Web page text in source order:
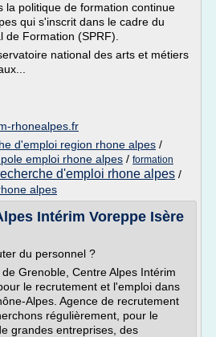
la politique de formation continue
qui s'inscrit dans le cadre du
de Formation (SPRF).
national des arts et métiers
rhonealpes.fr
d'emploi region rhone alpes /
emploi rhone alpes / formation
d'emploi rhone alpes /
alpes
Intérim Voreppe Isère
du personnel ?
Grenoble, Centre Alpes Intérim
le recrutement et l'emploi dans
Alpes. Agence de recrutement
régulièrement, pour le
grandes entreprises, des